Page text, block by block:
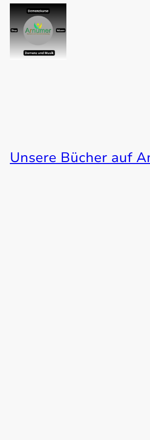
Unsere Bücher auf